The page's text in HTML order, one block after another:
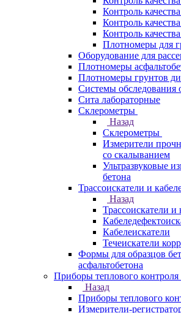
Контроль
Контроль
Контроль
Плотномеры для
Оборудование для
Плотномеры
Плотномеры грунтов
Системы обследования
Сита лабораторные
Склерометры
Назад
Склерометры
Измерители
со скалыванием
Ультразвуковые
бетона
Трассоискатели и
Назад
Трассоискатели и
Кабелеискатели
Течеискатели
Формы для образцов
асфальтобетона
Приборы теплового контроля
Назад
Приборы теплового
Измерители-